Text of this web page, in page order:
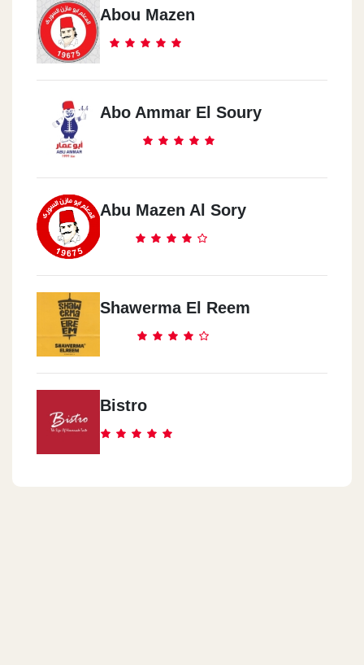
Abou Mazen
Abo Ammar El Soury
Abu Mazen Al Sory
Shawerma El Reem
Bistro